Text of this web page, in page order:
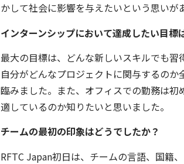
かして社会に影響を与えたいという思いが
インターンシップにおいて達成したい目標
最大の目標は、どんな新しいスキルでも習
自分がどんなプロジェクトに関与するの
臨みました。また、オフィスでの勤務は
適しているのか知りたいと思いました。
チームの最初の印象はどうでしたか？
RFTC Japan初日は、チームの言語、国籍